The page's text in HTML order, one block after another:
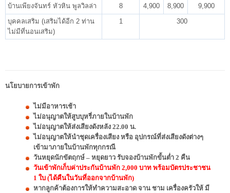
บ้านเพียงจันทร์ หัวหิน พูลวิลล่า
8 4,900 8,900
9,900
บุคคลเสริม (เสริมได้อีก 2 ท่าน
ไม่มีที่นอนเสริม)
1 300
นโยบายการเข้าพัก
ไม่มีอาหารเช้า
ไม่อนุญาตให้สูบบุหรี่ภายในบ้านพัก
ไม่อนุญาตให้ส่งเสียงดังหลัง 22.00 น.
ไม่อนุญาตให้นำชุดเครื่องเสียง หรือ อุปกรณ์ที่ส่งเสียงดังต่างๆ
เข้ามาภายในบ้านพักทุกกรณี
วันหยุดนักขัตฤกษ์ – หยุดยาว รับจองบ้านพักขั้นต่ำ 2 คืน
วันเข้าพักเก็บค่าประกันบ้านพัก 2,000 บาท พร้อมบัตรประชาชน
1 ใบ (ได้คืนในวันที่ออกจากบ้านพัก)
หากลูกค้าต้องการให้ทำความสะอาด จาน ชาม เครื่องครัวให้ มี